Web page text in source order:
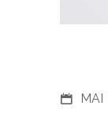
MAI